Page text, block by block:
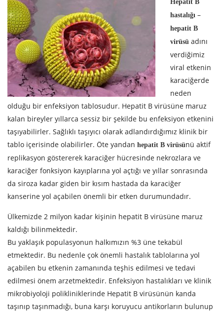
Hepatit B
hastalığı –
hepatit B
virüsü adını
verdiğimiz
viral etkenin
karaciğerde
neden
olduğu bir enfeksiyon tablosudur. Hepatit B virüsüne maruz
kalan bireyler yıllarca sessiz bir şekilde bu enfeksiyon etkenini
taşıyabilirler. Sağlıklı taşıyıcı olarak adlandırdığımız klinik bir
tablo içerisinde olabilirler. Öte yandan hepatit B virüsünü aktif
replikasyon göstererek karaciğer hücresinde nekrozlara ve
karaciğer fonksiyon kayıplarına yol açtığı ve yıllar sonrasında
da siroza kadar giden bir kısım hastada da karaciğer
kanserine yol açabilen önemli bir etken durumundadır.
Ülkemizde 2 milyon kadar kişinin hepatit B virüsüne maruz
kaldığı bilinmektedir.
Bu yaklaşık populasyonun halkımızın %3 üne tekabül
etmektedir. Bu nedenle çok önemli hastalık tablolarına yol
açabilen bu etkenin zamanında teşhis edilmesi ve tedavi
edilmesi önem arzetmektedir. Enfeksiyon hastalıkları ve klinik
mikrobiyoloji polikliniklerinde Hepatit B virüsünün kanda
taşınıp taşınmadığı, buna karşı koruyucu antikorların bulunup